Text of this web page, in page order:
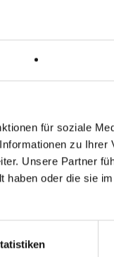
für soziale
zu Ihrer
Unsere Partner
haben oder die sie